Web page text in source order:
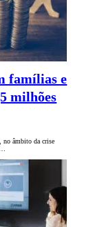
famílias e
milhões
no âmbito da crise